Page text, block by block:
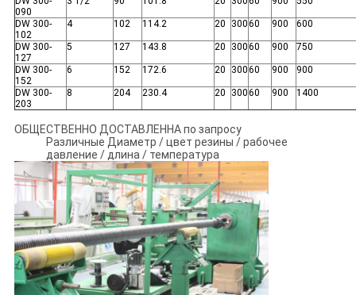
090
DW 300-
102
4 102 114.2 20 30060 900 600
DW 300-
127
5 127 143.8 20 30060 900 750
DW 300-
152
6 152 172.6 20 30060 900 900
DW 300-
203
8 204 230.4 20 30060 900 1400
ОБЩЕСТВЕННО ДОСТАВЛЕННА по запросу
Различные Диаметр / цвет резины / рабочее
давление / длина / температура